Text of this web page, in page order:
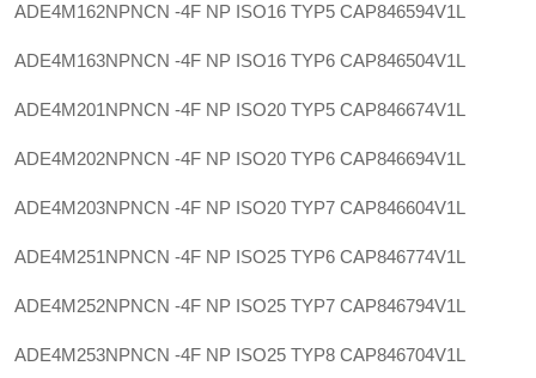
ADE4M162NPNCN -4F NP ISO16 TYP5 CAP846594V1L
ADE4M163NPNCN -4F NP ISO16 TYP6 CAP846504V1L
ADE4M201NPNCN -4F NP ISO20 TYP5 CAP846674V1L
ADE4M202NPNCN -4F NP ISO20 TYP6 CAP846694V1L
ADE4M203NPNCN -4F NP ISO20 TYP7 CAP846604V1L
ADE4M251NPNCN -4F NP ISO25 TYP6 CAP846774V1L
ADE4M252NPNCN -4F NP ISO25 TYP7 CAP846794V1L
ADE4M253NPNCN -4F NP ISO25 TYP8 CAP846704V1L